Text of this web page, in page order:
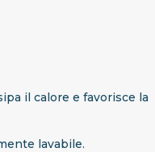
il calore e favorisce la
lavabile.